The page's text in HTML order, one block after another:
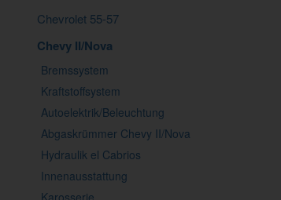
Chevrolet 55-57
Chevy II/Nova
Bremssystem
Kraftstoffsystem
Autoelektrik/Beleuchtung
Abgaskrümmer Chevy II/Nova
Hydraulik el Cabrios
Innenausstattung
Karosserie